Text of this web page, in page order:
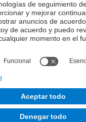
Configuración de privacidad